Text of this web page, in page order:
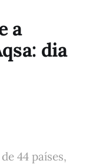
a
dia
44 países,